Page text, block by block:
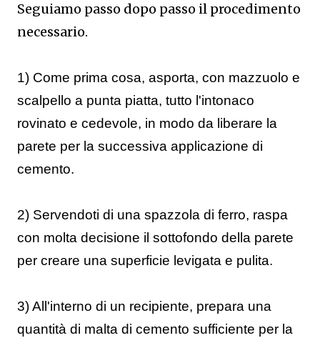
Seguiamo passo dopo passo il procedimento
necessario.
1) Come prima cosa, asporta, con mazzuolo e
scalpello a punta piatta, tutto l'intonaco
rovinato e cedevole, in modo da liberare la
parete per la successiva applicazione di
cemento.
2) Servendoti di una spazzola di ferro, raspa
con molta decisione il sottofondo della parete
per creare una superficie levigata e pulita.
3) All'interno di un recipiente, prepara una
quantità di malta di cemento sufficiente per la